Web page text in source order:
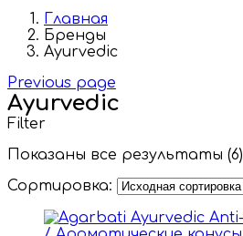
Главная
Бренды
Ayurvedic
Previous page
Ayurvedic
Filter
Показаны все результаты (6)
Сортировка: